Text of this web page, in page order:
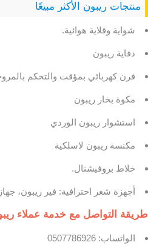
منتجات ريبون الأكثر مبيعًا
شواية وقلاية هوائية.
دفاية ريبون
فرن كهربائي بمؤقت والتحكم
مكوة بخار ريبون
استشوار ريبون الوردي
مكنسة ريبون لاسلكية
خلاط بروفيشنال.
أجهزة شعر احترافية: فير ريبون،
طريقة التواصل مع خدمة عملاء
الواتساب: 0507786926